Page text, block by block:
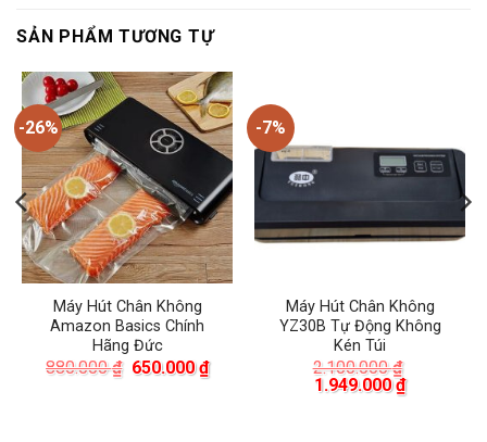
SẢN PHẨM TƯƠNG TỰ
-26%
Máy Hút Chân Không
Amazon Basics Chính
Hãng Đức
880.000₫ Giá
650.000₫Giá
hiện
-7%
Máy Hút Chân Không
YZ30B Tự Động Không
Kén Túi
2.100.000₫
Giá
1.949.000₫Giá
hiện